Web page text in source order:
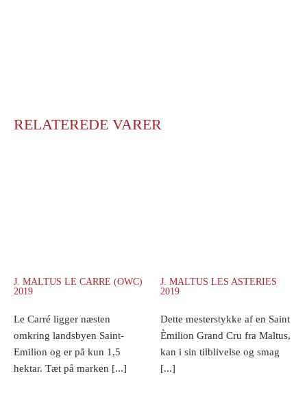
RELATEREDE VARER
J. MALTUS LE CARRE (OWC)
2019
Le Carré ligger næsten
omkring landsbyen Saint-
Emilion og er på kun 1,5
hektar. Tæt på marken [...]
J. MALTUS LES ASTERIES
2019
Dette mesterstykke af en Saint
Èmilion Grand Cru fra Maltus,
kan i sin tilblivelse og smag
[...]